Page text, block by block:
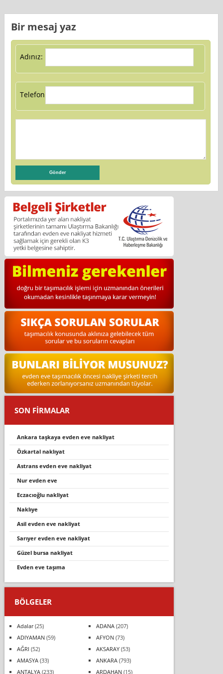
Bir mesaj yaz
Adınız:
Telefon:
SON FİRMALAR
ankara taşkaya evden eve nakliyat
özkartal nakliyat
astrans evden eve nakliyat
nur evden eve
eczacıoğlu nakliyat
naklıye
asil evden eve nakliyat
sarıyer evden eve nakliyat
güzel bursa nakliyat
evden eve taşima
BÖLGELER
Adalar(25) ADANA(207)
ADIYAMAN(59) AFYON(73)
AĞRI (52) AKSARAY(53)
AMASYA(33) ANKARA(793)
ANTALYA(233) ARDAHAN(15)